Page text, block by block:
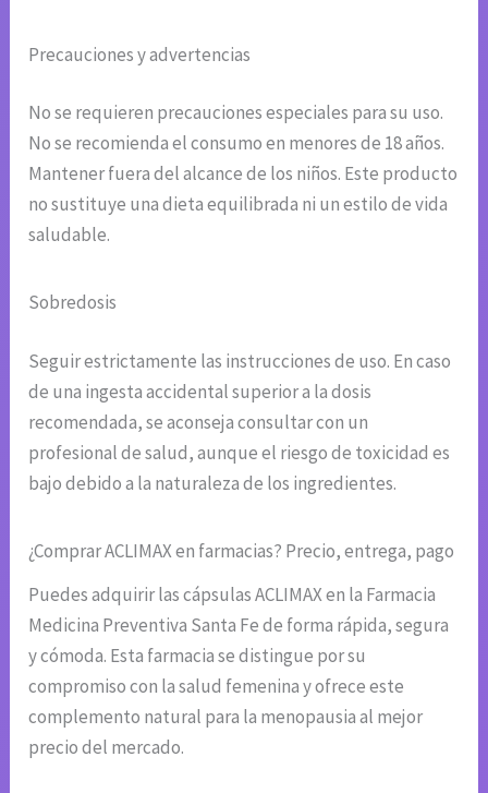
Precauciones y advertencias
No se requieren precauciones especiales para su uso.
No se recomienda el consumo en menores de 18 años.
Mantener fuera del alcance de los niños. Este producto
no sustituye una dieta equilibrada ni un estilo de vida
saludable.
Sobredosis
Seguir estrictamente las instrucciones de uso. En caso
de una ingesta accidental superior a la dosis
recomendada, se aconseja consultar con un
profesional de salud, aunque el riesgo de toxicidad es
bajo debido a la naturaleza de los ingredientes.
¿Comprar ACLIMAX en farmacias? Precio, entrega, pago
Puedes adquirir las cápsulas ACLIMAX en la Farmacia
Medicina Preventiva Santa Fe de forma rápida, segura
y cómoda. Esta farmacia se distingue por su
compromiso con la salud femenina y ofrece este
complemento natural para la menopausia al mejor
precio del mercado.